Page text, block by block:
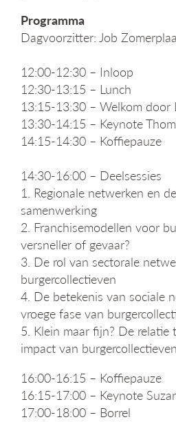
Programma
Dagvoorzitter: Job
12:00-12:30 – Inloop
12:30-13:15 – Lunch
13:15-13:30 – Welkom door
13:30-14:15 – Keynote
14:15-14:30 – Koffiepauze
14:30-16:00 – Deelsessies
1. Regionale netwerken en
samenwerking
2. Franchisemodellen voor
versneller of gevaar?
3. De rol van sectorale
burgercollectieven
4. De betekenis van sociale
vroege fase van
5. Klein maar fijn? De relatie
impact van burgercollectieven
16:00-16:15 – Koffiepauze
16:15-17:00 – Keynote
17:00-18:00 – Borrel